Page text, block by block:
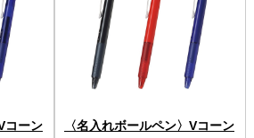
コーン
〈名入れボールペン〉Vコーン